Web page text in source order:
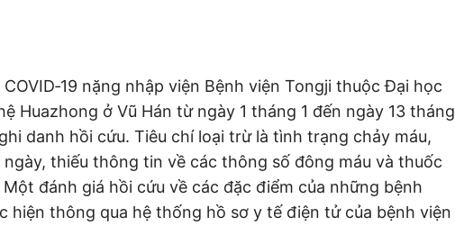
nặng nhập viện Bệnh viện Tongji thuộc Đại học
Huazhong ở Vũ Hán từ ngày 1 tháng 1 đến ngày 13 tháng
danh hồi cứu. Tiêu chí loại trừ là tình trạng chảy máu,
thiếu thông tin về các thông số đông máu và thuốc
đánh giá hồi cứu về các đặc điểm của những bệnh
hiện thông qua hệ thống hồ sơ y tế điện tử của bệnh viện